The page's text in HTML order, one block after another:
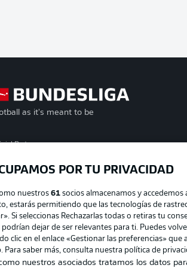
as it's meant to be
Partners
POR TU PRIVACIDAD
nuestros 61 socios almacenamos y
estarás permitiendo que las tecnologías de
Si seleccionas Rechazarlas todas o retiras tu
dejar de ser relevantes para ti. Puedes
clic en el enlace «Gestionar las preferencias»
Para saber más, consulta nuestra política de
nuestros asociados tratamos los datos